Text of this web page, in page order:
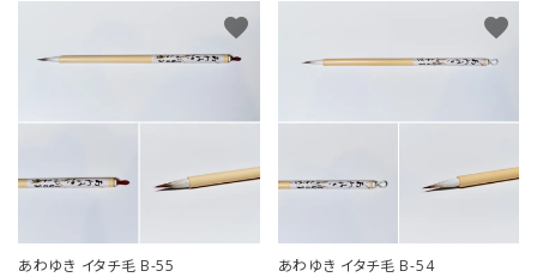
あわゆき イタチ毛 B-55
favorite
あわゆき イタチ毛 B-54
favorite